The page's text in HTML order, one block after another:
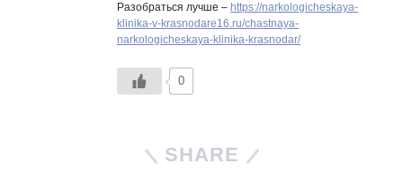
Разобраться лучше – https://narkologicheskaya-
klinika-v-krasnodare16.ru/chastnaya-
narkologicheskaya-klinika-krasnodar/
0
SHARE